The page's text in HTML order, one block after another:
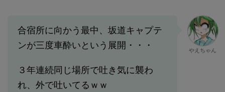
合宿所に向かう最中、坂道キャプテ
ンが三度車酔いという展開・・・
３年連続同じ場所で吐き気に襲わ
れ、外で吐いてるｗｗ
やえちゃん